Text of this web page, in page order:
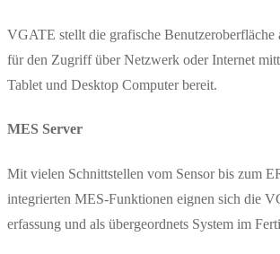
VGATE stellt die grafische
für den Zugriff über Netzwerk oder Internet
Tablet und Desktop Computer bereit.
MES Server
Mit vielen Schnittstellen vom Sensor bis zum
integrierten MES-Funktionen eignen sich die
erfassung und als über­ge­ordnets System im